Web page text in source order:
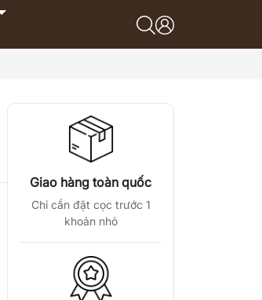
Giao hàng toàn quốc
Chỉ cần đặt cọc trước 1
khoản nhỏ